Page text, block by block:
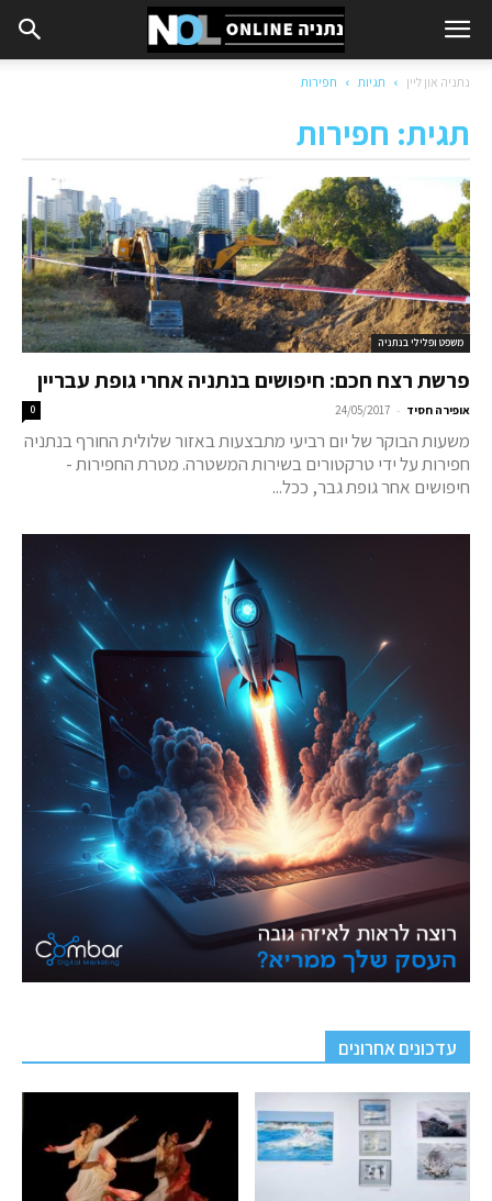
נתניה און ליין תגיות חפירות
תגית: חפירות
משפט ופלילי בנתניה
פרשת רצח חכם: חיפושים בנתניה אחרי גופת עבריין
אופירה חסיד -
24/05/2017
0
משעות הבוקר של יום רביעי מתבצעות באזור שלולית החורף בנתניה
חפירות על ידי טרקטורים בשירות המשטרה. מטרת החפירות -
חיפושים אחר גופת גבר, ככל...
עדכונים אחרונים